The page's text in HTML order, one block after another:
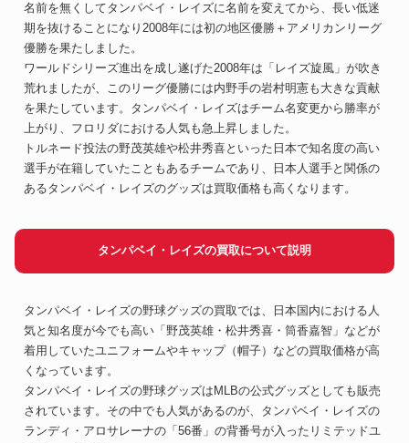
名前を無くしてタンパベイ・レイズに名前を変えてから、長い低迷
期を抜けることになり2008年には初の地区優勝＋アメリカンリーグ
優勝を果たしました。
ワールドシリーズ進出を成し遂げた2008年は「レイズ旋風」が吹き
荒れましたが、このリーグ優勝には内野手の岩村明憲も大きな貢献
を果たしています。タンパベイ・レイズはチーム名変更から勝率が
上がり、フロリダにおける人気も急上昇しました。
トルネード投法の野茂英雄や松井秀喜といった日本で知名度の高い
選手が在籍していたこともあるチームであり、日本人選手と関係の
あるタンパベイ・レイズのグッズは買取価格も高くなります。
タンパベイ・レイズの買取について説明
タンパベイ・レイズの野球グッズの買取では、日本国内における人
気と知名度が今でも高い「野茂英雄・松井秀喜・筒香嘉智」などが
着用していたユニフォームやキャップ（帽子）などの買取価格が高
くなっています。
タンパベイ・レイズの野球グッズはMLBの公式グッズとしても販売
されています。その中でも人気があるのが、タンパベイ・レイズの
ランディ・アロサレーナの「56番」の背番号が入ったリミテッドユ